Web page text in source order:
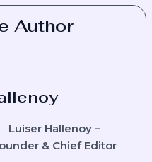
Author
Luiser Hallenoy –
& Chief Editor